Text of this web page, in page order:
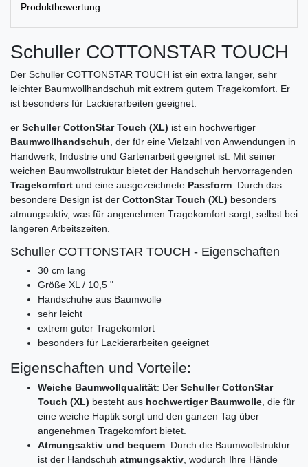
Produktbewertung
Schuller COTTONSTAR TOUCH
Der Schuller COTTONSTAR TOUCH ist ein extra langer, sehr
leichter Baumwollhandschuh mit extrem gutem Tragekomfort. Er
ist besonders für Lackierarbeiten geeignet.
er Schuller CottonStar Touch (XL) ist ein hochwertiger
Baumwollhandschuh , der für eine Vielzahl von Anwendungen in
Handwerk, Industrie und Gartenarbeit geeignet ist. Mit seiner
weichen Baumwollstruktur bietet der Handschuh hervorragenden
Tragekomfort und eine ausgezeichnete Passform . Durch das
besondere Design ist der CottonStar Touch (XL) besonders
atmungsaktiv, was für angenehmen Tragekomfort sorgt, selbst bei
längeren Arbeitszeiten.
Schuller COTTONSTAR TOUCH - Eigenschaften
30 cm lang
Größe XL / 10,5 "
Handschuhe aus Baumwolle
sehr leicht
extrem guter Tragekomfort
besonders für Lackierarbeiten geeignet
Eigenschaften und Vorteile:
Weiche Baumwollqualität: Der Schuller CottonStar
Touch (XL) besteht aus hochwertiger Baumwolle , die für
eine weiche Haptik sorgt und den ganzen Tag über
angenehmen Tragekomfort bietet.
Atmungsaktiv und bequem: Durch die Baumwollstruktur
ist der Handschuh atmungsaktiv , wodurch Ihre Hände